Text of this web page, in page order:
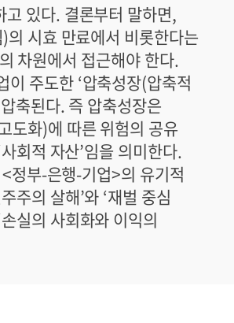
있다. 결론부터 말하면,
의 시효 만료에서 비롯한다는
차원에서 접근해야 한다.
주도한 ‘압축성장(압축적
축된다. 즉 압축성장은
도화)에 따른 위험의 공유
회적 자산’임을 의미한다.
정부-은행-기업>의 유기적
주의 살해’와 ‘재벌 중심
실의 사회화와 이익의